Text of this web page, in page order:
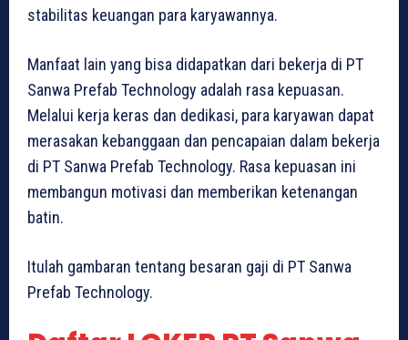
stabilitas keuangan para karyawannya.
Manfaat lain yang bisa didapatkan dari bekerja di PT
Sanwa Prefab Technology adalah rasa kepuasan.
Melalui kerja keras dan dedikasi, para karyawan dapat
merasakan kebanggaan dan pencapaian dalam bekerja
di PT Sanwa Prefab Technology. Rasa kepuasan ini
membangun motivasi dan memberikan ketenangan
batin.
Itulah gambaran tentang besaran gaji di PT Sanwa
Prefab Technology.